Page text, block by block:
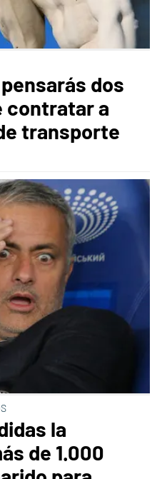
dos
contratar a
transporte
la
de 1.000